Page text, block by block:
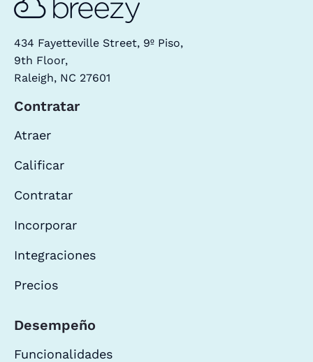
434 Fayetteville Street, 9º Piso,
9th Floor,
Raleigh, NC 27601
Contratar
Atraer
Calificar
Contratar
Incorporar
Integraciones
Precios
Desempeño
Funcionalidades